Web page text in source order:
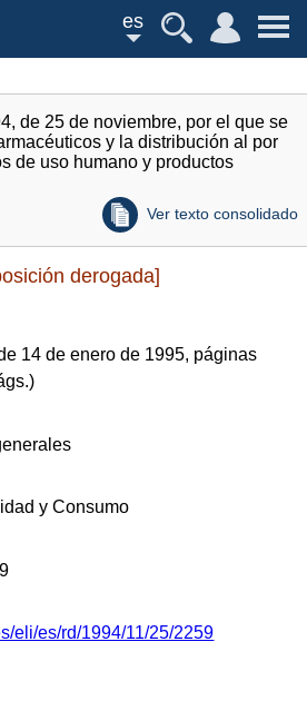
es
de 25 de noviembre, por el que se
y la distribución al por
de uso humano y productos
Ver texto consolidado
derogada]
14 de enero de 1995, páginas
)
y Consumo
eli/es/rd/1994/11/25/2259